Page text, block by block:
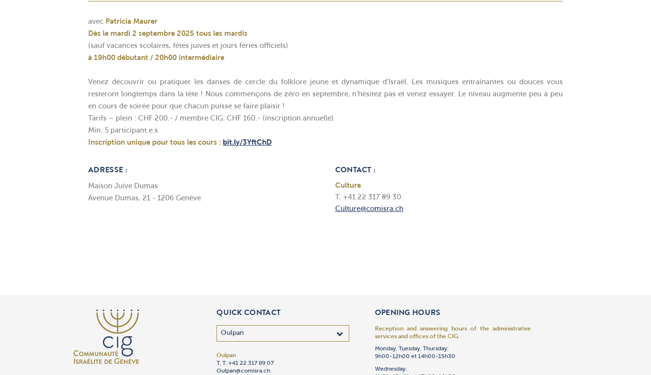
avec Patricia Maurer
Dès le mardi 2 septembre 2025 tous les mardis
(sauf vacances scolaires, fêtes juives et jours fériés officiels)
à 19h00 débutant / 20h00 intermédiaire
Venez découvrir ou pratiquer les danses de cercle du folklore jeune et dynamique d’Israël. Les musiques entraînantes ou douces vous
resteront longtemps dans la tête ! Nous commençons de zéro en septembre, n’hésitez pas et venez essayer. Le niveau augmente peu à peu
en cours de soirée pour que chacun puisse se faire plaisir !
Tarifs – plein : CHF 200.- / membre CIG: CHF 160.- (inscription annuelle)
Min. 5 participant.e.s
Inscription unique pour tous les cours : bit.ly/3YftChD
ADRESSE :
Maison Juive Dumas
Avenue Dumas, 21 - 1206 Genève
CONTACT :
Culture
T. +41 22 317 89 30
Culture@comisra.ch
QUICK CONTACT
Oulpan
T. T. +41 22 317 89 07
Oulpan@comisra.ch
OPENING HOURS
Reception and answering hours of the administrative
services and offices of the CIG
Monday, Tuesday, Thursday:
9h00-12h00 et 14h00-15h30
Wednesday: